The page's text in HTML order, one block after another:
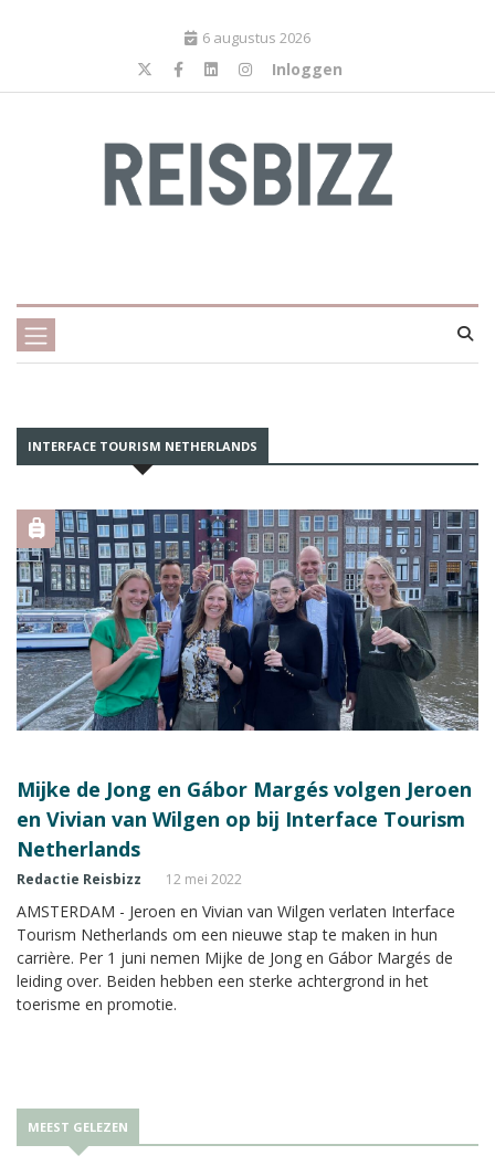
6 augustus 2026
Inloggen
INTERFACE TOURISM NETHERLANDS
Mijke de Jong en Gábor Margés volgen Jeroen
en Vivian van Wilgen op bij Interface Tourism
Netherlands
Redactie Reisbizz 12 mei 2022
AMSTERDAM - Jeroen en Vivian van Wilgen verlaten Interface
Tourism Netherlands om een nieuwe stap te maken in hun
carrière. Per 1 juni nemen Mijke de Jong en Gábor Margés de
leiding over. Beiden hebben een sterke achtergrond in het
toerisme en promotie.
MEEST GELEZEN